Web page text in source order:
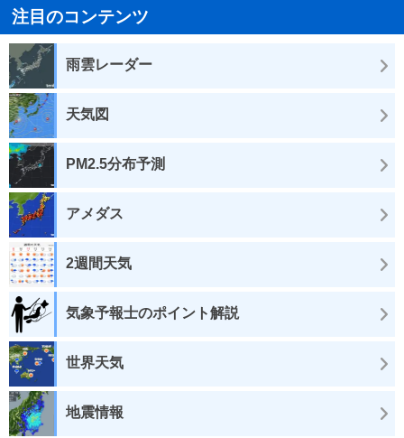
注目のコンテンツ
雨雲レーダー
天気図
PM2.5分布予測
アメダス
2週間天気
気象予報士のポイント解説
世界天気
地震情報